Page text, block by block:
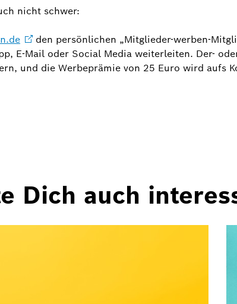
nicht schwer:
den persönlichen „Mitglieder-werben-
E-Mail oder Social Media weiterleiten. Der-
und die Werbeprämie von 25 Euro wird aufs
Dich auch